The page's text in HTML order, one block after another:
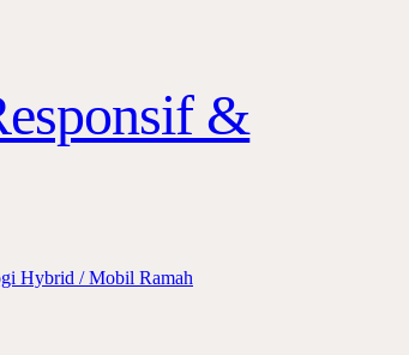
&
Hybrid / Mobil Ramah